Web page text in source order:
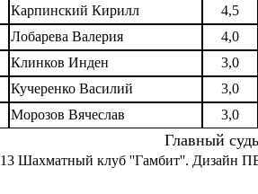
Карпинский Кирилл
4,5
Лобарева Валерия
4,0
Клинков Инден
3,0
Кучеренко Василий
3,0
Морозов Вячеслав 3,0
Главный
Шахматный клуб ''Гамбит''. Дизайн